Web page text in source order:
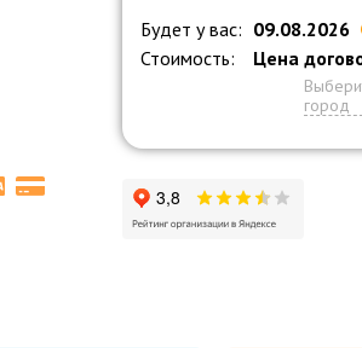
Будет у вас: 09.08.2026
Стоимость:
Цена
город